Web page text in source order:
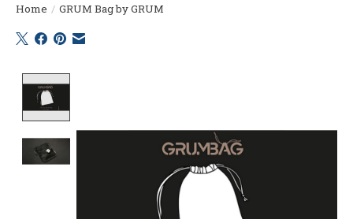
Home / GRUM Bag by GRUM